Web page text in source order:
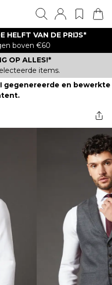
HELFT VAN DE PRIJS*
boven €60
OP ALLES!*
items.
gegenereerde en bewerkte